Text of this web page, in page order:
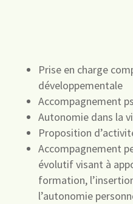
Prise en charge
développementale
Accompagnement
Autonomie dans la
Proposition
Accompagnement
évolutif visant à
formation,
l’autonomie